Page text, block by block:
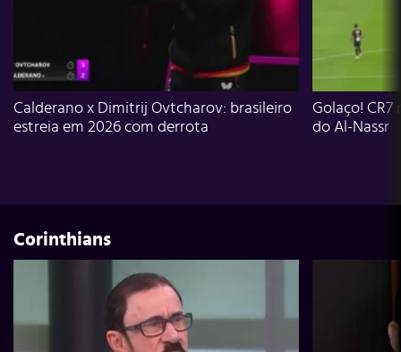
Calderano x Dimitrij Ovtcharov: brasileiro
estreia em 2026 com derrota
Golaço!
do Al-Nassr
Corinthians